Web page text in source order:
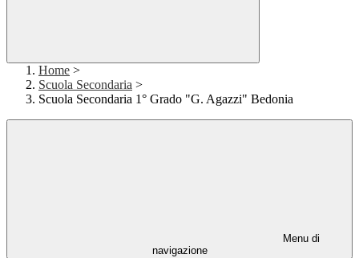
Home >
Scuola Secondaria >
Scuola Secondaria 1° Grado "G. Agazzi" Bedonia
Menu di
navigazione